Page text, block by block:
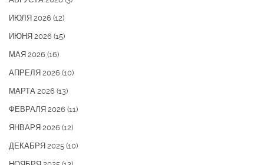
ИЮЛЯ 2026 (12)
ИЮНЯ 2026 (15)
МАЯ 2026 (16)
АПРЕЛЯ 2026 (10)
МАРТА 2026 (13)
ФЕВРАЛЯ 2026 (11)
ЯНВАРЯ 2026 (12)
ДЕКАБРЯ 2025 (10)